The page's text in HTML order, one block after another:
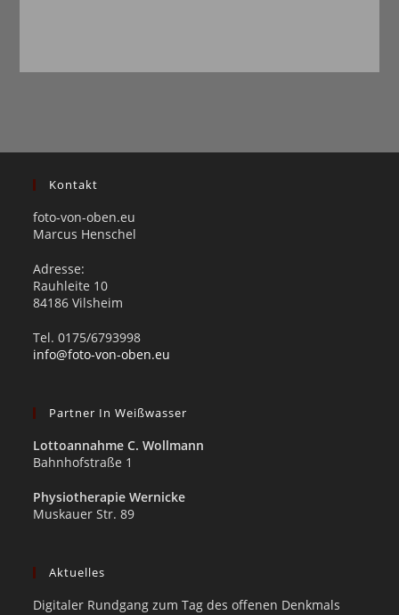
Kontakt
foto-von-oben.eu
Marcus Henschel
Adresse:
Rauhleite 10
84186 Vilsheim
Tel. 0175/6793998
info@foto-von-oben.eu
Partner In Weißwasser
Lottoannahme C. Wollmann
Bahnhofstraße 1
Physiotherapie Wernicke
Muskauer Str. 89
Aktuelles
Digitaler Rundgang zum Tag des offenen Denkmals